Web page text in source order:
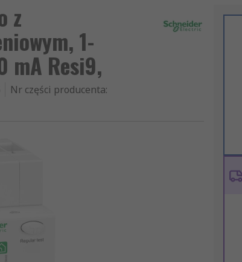
z
1-
mA Resi9,
Nr części producenta: